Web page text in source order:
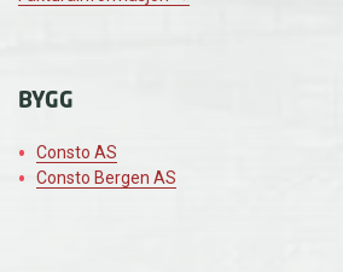
BYGG
Consto AS
Consto Bergen AS